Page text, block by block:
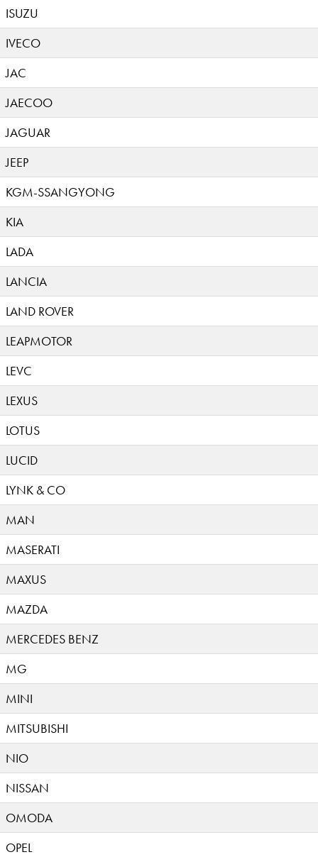
ISUZU
IVECO
JAC
JAECOO
JAGUAR
JEEP
KGM-SSANGYONG
KIA
LADA
LANCIA
LAND ROVER
LEAPMOTOR
LEVC
LEXUS
LOTUS
LUCID
LYNK & CO
MAN
MASERATI
MAXUS
MAZDA
MERCEDES BENZ
MG
MINI
MITSUBISHI
NIO
NISSAN
OMODA
OPEL